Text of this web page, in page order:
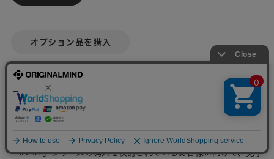
オプション品を購入
購入をご検討中のお客様へ
「INARI」シリーズの購入を検討されているお客様に向けて、見学